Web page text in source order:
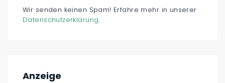
Wir senden keinen Spam! Erfahre mehr in unserer
Datenschutzerklärung.
Anzeige